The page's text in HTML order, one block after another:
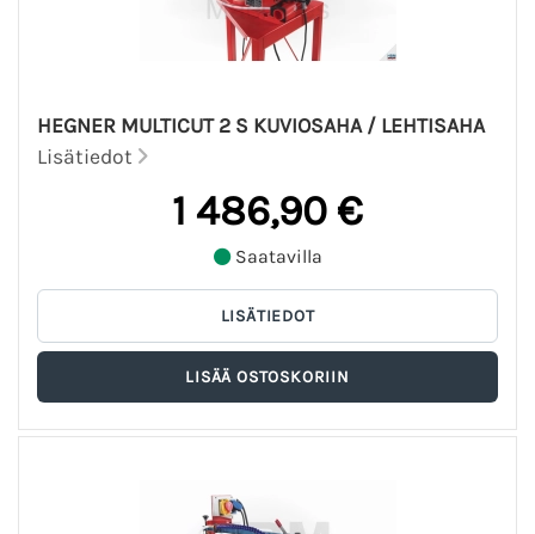
HEGNER MULTICUT 2 S KUVIOSAHA / LEHTISAHA
Lisätiedot
1 486,90 €
Saatavilla